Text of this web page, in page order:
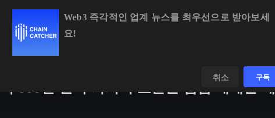
990만 달러 가치의 토큰을 잠금 해제할
Web3 즉각적인 업계 뉴스를 최우선으로 받아보세
요!
취소 구독